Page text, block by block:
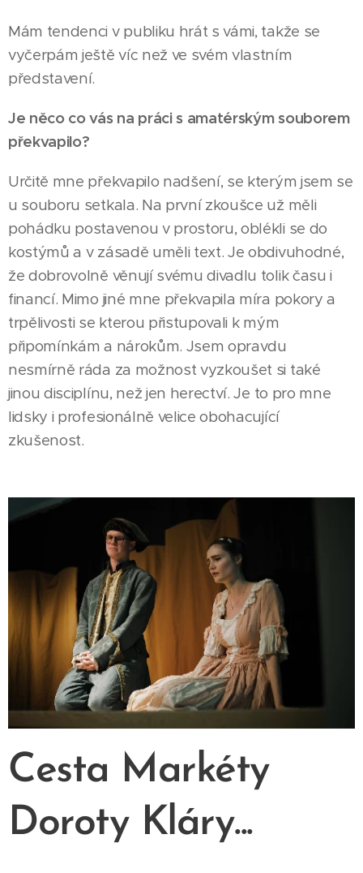
Mám tendenci v publiku hrát s vámi, takže se
vyčerpám ještě víc než ve svém vlastním
představení.
Je něco co vás na práci s amatérským souborem
překvapilo?
Určitě mne překvapilo nadšení, se kterým jsem se
u souboru setkala. Na první zkoušce už měli
pohádku postavenou v prostoru, oblékli se do
kostýmů a v zásadě uměli text. Je obdivuhodné,
že dobrovolně věnují svému divadlu tolik času i
financí. Mimo jiné mne překvapila míra pokory a
trpělivosti se kterou přistupovali k mým
připomínkám a nárokům. Jsem opravdu
nesmírně ráda za možnost vyzkoušet si také
jinou disciplínu, než jen herectví. Je to pro mne
lidsky i profesionálně velice obohacující
zkušenost.
Cesta Markéty
Doroty Kláry...